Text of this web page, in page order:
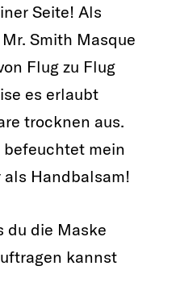
Seite! Als
Smith Masque
Flug zu Flug
es erlaubt
trocknen aus.
mein
als Handbalsam!
du die Maske
kannst